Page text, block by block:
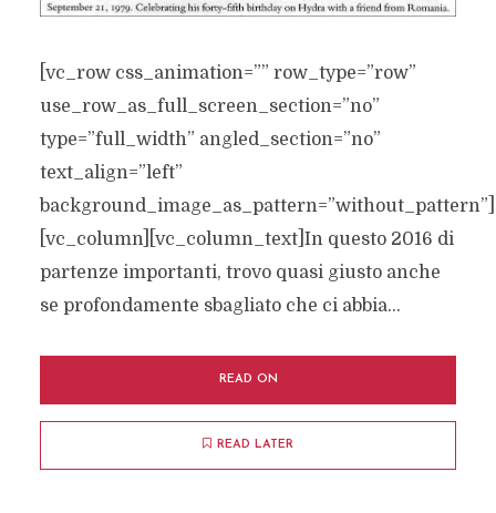
[vc_row css_animation=”” row_type=”row”
use_row_as_full_screen_section=”no”
type=”full_width” angled_section=”no”
text_align=”left”
background_image_as_pattern=”without_pattern”]
[vc_column][vc_column_text]In questo 2016 di
partenze importanti, trovo quasi giusto anche
se profondamente sbagliato che ci abbia...
READ ON
READ LATER